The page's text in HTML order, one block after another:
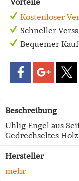
Kostenloser
Schneller
Bequemer
Beschreibung
Uhlig Engel aus
Gedrechseltes
Hersteller
mehr